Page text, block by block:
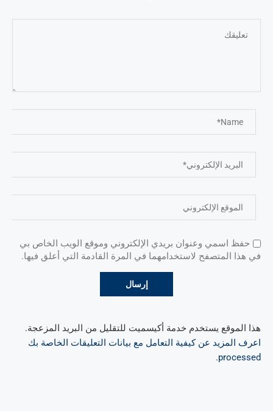
حفظ اسمي وعنوان بريدي الإلكتروني وموقع الويب الخاص بي
في هذا المتصفح لاستخدامهما في المرة القادمة التي أعلق فيها.
هذا الموقع يستخدم خدمة أكيسميت للتقليل من البريد المزعجة.
اعرف المزيد عن كيفية التعامل مع بيانات التعليقات الخاصة بك
processed
.